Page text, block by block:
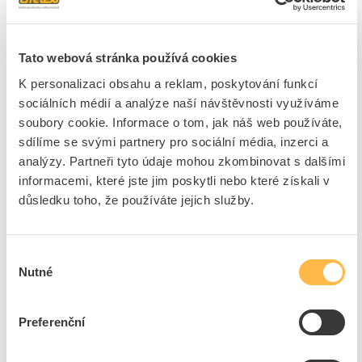
Tato webová stránka používá cookies
K personalizaci obsahu a reklam, poskytování funkcí
sociálních médií a analýze naší návštěvnosti využíváme
soubory cookie. Informace o tom, jak náš web používáte,
sdílíme se svými partnery pro sociální média, inzerci a
analýzy. Partneři tyto údaje mohou zkombinovat s dalšími
informacemi, které jste jim poskytli nebo které získali v
důsledku toho, že používáte jejich služby.
souhlasu
Nutné
Preferenční
EAN
8719514325395
Značka
PHILIPS
Cena s DPH 278,26 Kč/ks
ks do košíku
3 ks
LINEAR LED PROFI PLUS T8 24W 4050LM 150C